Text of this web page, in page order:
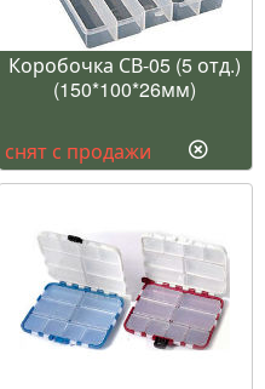
Коробочка СВ-05 (5 отд.)
(150*100*26мм)
снят с продажи